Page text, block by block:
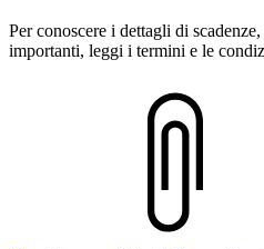
Per conoscere i dettagli di
importanti, leggi i termini e le